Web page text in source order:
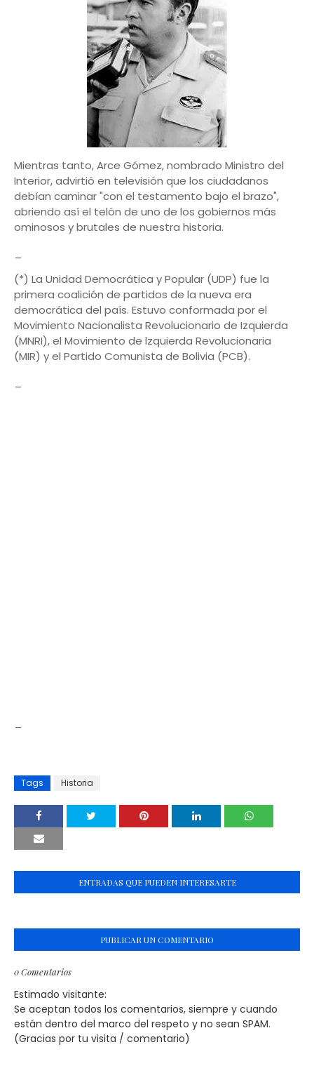
Mientras tanto, Arce Gómez, nombrado Ministro del
Interior, advirtió en televisión que los ciudadanos
debían caminar "con el testamento bajo el brazo",
abriendo así el telón de uno de los gobiernos más
ominosos y brutales de nuestra historia.
(*) La Unidad Democrática y Popular (UDP) fue la
primera coalición de partidos de la nueva era
democrática del país. Estuvo conformada por el
Movimiento Nacionalista Revolucionario de Izquierda
(MNRI), el Movimiento de lzquierda Revolucionaria
(MIR) y el Partido Comunista de Bolivia (PCB).
Tags Historia
ENTRADAS QUE PUEDEN INTERESARTE
PUBLICAR UN COMENTARIO
0 Comentarios
Estimado visitante:
Se aceptan todos los comentarios, siempre y cuando
están dentro del marco del respeto y no sean SPAM.
(Gracias por tu visita / comentario)